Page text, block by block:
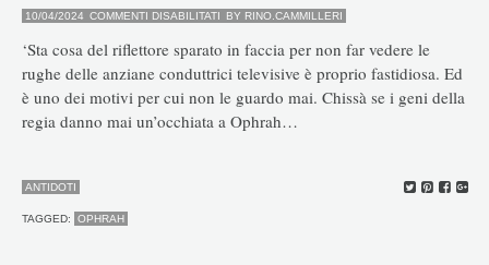
10/04/2024 COMMENTI DISABILITATI SU
BY RINO.CAMMILLERI
‘Sta cosa del riflettore sparato in faccia per non far vedere le
rughe delle anziane conduttrici televisive è proprio fastidiosa. Ed
è uno dei motivi per cui non le guardo mai. Chissà se i geni della
regia danno mai un’occhiata a Ophrah…
ANTIDOTI
TAGGED: OPHRAH